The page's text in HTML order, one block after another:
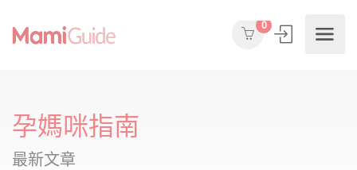
0
孕媽咪指南
最新文章